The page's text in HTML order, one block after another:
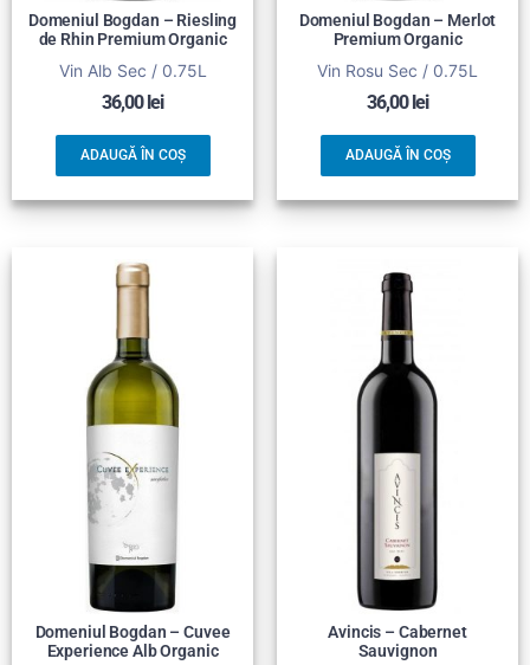
Domeniul Bogdan – Riesling
de Rhin Premium Organic
Vin Alb Sec / 0.75L
36,00 lei
ADAUGĂ ÎN COȘ
Domeniul Bogdan – Merlot
Premium Organic
Vin Rosu Sec / 0.75L
36,00 lei
ADAUGĂ ÎN COȘ
Domeniul Bogdan – Cuvee
Experience Alb Organic
Avincis – Cabernet
Sauvignon